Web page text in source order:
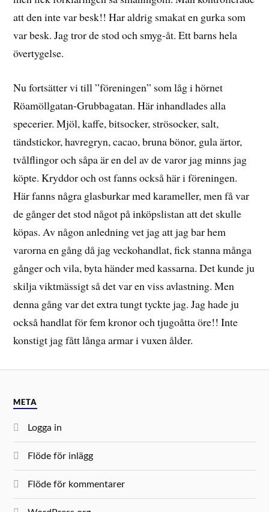
att den inte var besk!! Har aldrig smakat en gurka som
var besk. Jag tror de stod och smyg-åt. Ett barns hela
övertygelse.
Nu fortsätter vi till ”föreningen” som låg i hörnet
Röamöllgatan-Grubbagatan. Här inhandlades alla
specerier. Mjöl, kaffe, bitsocker, strösocker, salt,
tändstickor, havregryn, cacao, bruna bönor, gula ärtor,
tvålflingor och såpa är en del av de varor jag minns jag
köpte. Kryddor och ost fanns också här i föreningen.
Här fanns några glasburkar med karameller, men få var
de gånger det stod något på inköpslistan att det skulle
köpas. Av någon anledning vet jag att jag bar hem
varorna en gång då jag veckohandlat, fick stanna många
gånger och vila, byta händer med kassarna. Det kunde ju
skilja viktmässigt så det var en viss avlastning. Men
denna gång var det extra tungt tyckte jag. Jag hade ju
också handlat för fem kronor och tjugoåtta öre!! Inte
konstigt jag fått långa armar i vuxen ålder.
META
Logga in
Flöde för inlägg
Flöde för kommentarer